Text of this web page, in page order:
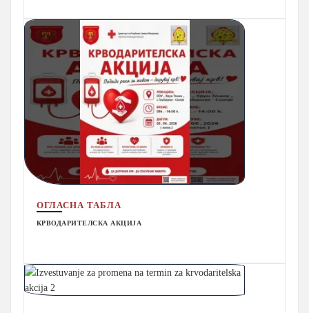
ОГЛАСНА ТАБЛА
КРВОДАРИТЕЛСКА АКЦИЈА